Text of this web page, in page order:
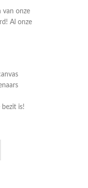
van onze
Al onze
is!